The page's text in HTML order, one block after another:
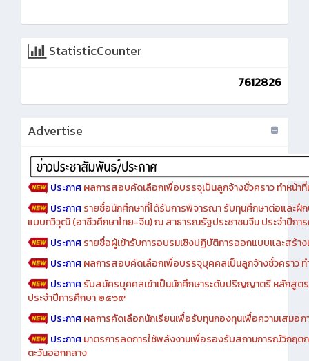
StatisticCounter
7612826
Advertise
ประกาศผลการสอบคัดเลือกเพื่อบรรจุเป็นลูกจ้างชั่วคราว ทำหน้าที่
ประกาศรายชื่อนักศึกษาที่ได้รับการพิจารณา รับทุนศึกษาต่อและฝึ
แบบทวิวุฒิ (อาชีวศึกษาไทย-จีน) ณ สาธารณรัฐประชาชนจีน ประจำปีก
ประกาศรายชื่อผู้เข้ารับการอบรมเชิงปฏิบัติการออกแบบและสร้า
ประกาศผลการสอบคัดเลือกเพื่อบรรจุบุคคลเป็นลูกจ้างชั่วคราว ท
ประกาศรับสมัครบุคคลเข้าเป็นนักศึกษาระดับปริญญาตรี หลักสูต
ประจำปีการศึกษา ๒๕๖๙
ประกาศผลการคัดเลือกนักเรียนเพื่อรับทุนกองทุนเพื่อความเสมอ
ประกาศมาตรการลดการใช้พลังงานเพื่อรองรับสถานการณ์วิกฤ
ตะวันออกกลาง